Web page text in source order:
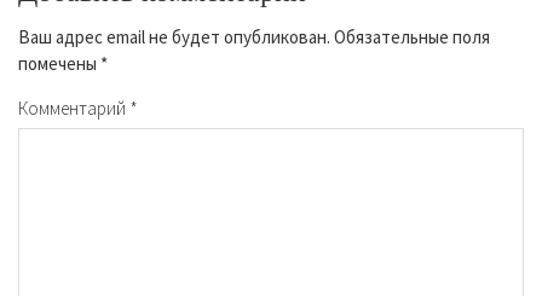
Ваш адрес email не будет опубликован. Обязательные поля
помечены *
Комментарий *